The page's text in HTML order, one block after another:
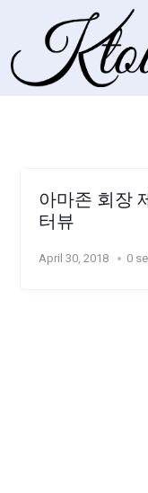
아마존 회장
터뷰
April 30, 2018 0